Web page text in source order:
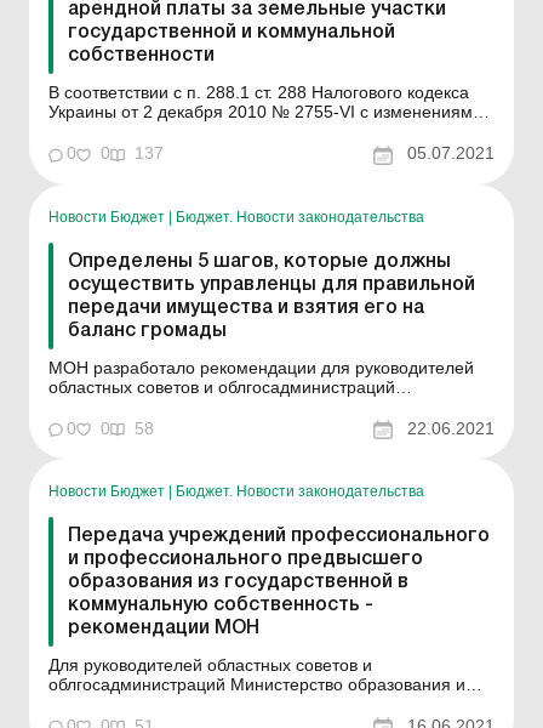
арендной платы за земельные участки
государственной и коммунальной
собственности
В соответствии с п. 288.1 ст. 288 Налогового кодекса
Украины от 2 декабря 2010 № 2755-VI с изменениями
начисления арендной платы за земельный участок
является договор аренды такого земельного участка.
ус...
0 0 137 05.07.2021
Новости Бюджет | Бюджет. Новости законодательства
Определены 5 шагов, которые должны
осуществить управленцы для правильной
передачи имущества и взятия его на
баланс громады
МОН разработало рекомендации для руководителей
областных советов и облгосадминистраций
предвысшего и профессионального образования из
государственной в коммунальную собственность и
Итак, алгоритм перед...
0 0 58 22.06.2021
Новости Бюджет | Бюджет. Новости законодательства
Передача учреждений профессионального
и профессионального предвысшего
образования из государственной в
коммунальную собственность -
рекомендации МОН
Для руководителей областных советов и
облгосадминистраций Министерство образования и
передаче заведений профессионального предвысшего